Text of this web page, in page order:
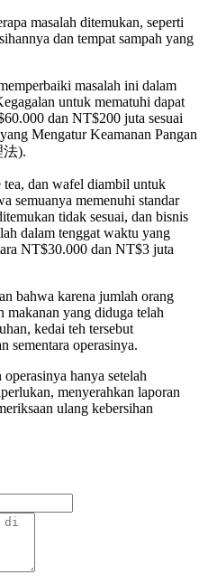
masalah ditemukan, seperti
dan tempat sampah yang
masalah ini dalam
untuk mematuhi dapat
dan NT$200 juta sesuai
Mengatur Keamanan Pangan
法).
tea, dan wafel diambil untuk
semuanya memenuhi standar
tidak sesuai, dan bisnis
dalam tenggat waktu yang
NT$30.000 dan NT$3 juta
bahwa karena jumlah orang
makanan yang diduga telah
kedai teh tersebut
sementara operasinya.
hanya setelah
menyerahkan laporan
ulang kebersihan